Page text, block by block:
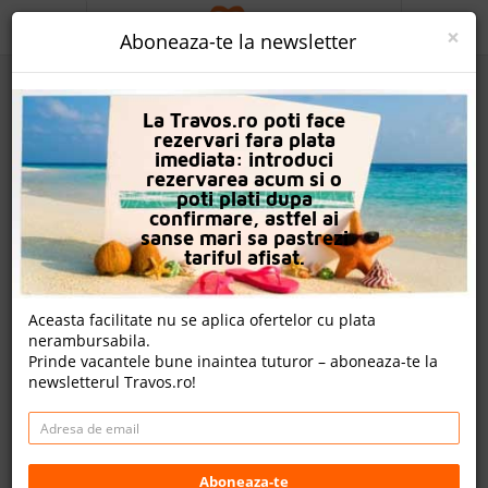
Hotel Titanic Beach Spa & Aqua Park
Nota
8.7 8.4
4307
evaluari
9.0
913
evaluari
5360
evaluari
12 review-uri , nota Travos: 8.4
Sahl Hashish Road, Hurghada Red Sea, Egypt, 84512
PROMO
CAUTA REZERVARE
OFERTA PERSONALIZATA
DESPRE NOI
LOGIN
CAZARE
CHARTER AVION
CAZARE + AUTOCAR
CONTACT
×
Aboneaza-te la newsletter
La Travos.ro poti face
rezervari fara plata
imediata: introduci
rezervarea acum si o
poti plati dupa
confirmare, astfel ai
sanse mari sa pastrezi
tariful afisat.
Aceasta facilitate nu se aplica ofertelor cu plata
nerambursabila.
Prinde vacantele bune inaintea tuturor – aboneaza-te la
newsletterul Travos.ro!
Aboneaza-te